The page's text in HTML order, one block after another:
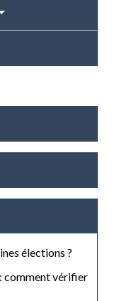
élections ?
comment vérifier